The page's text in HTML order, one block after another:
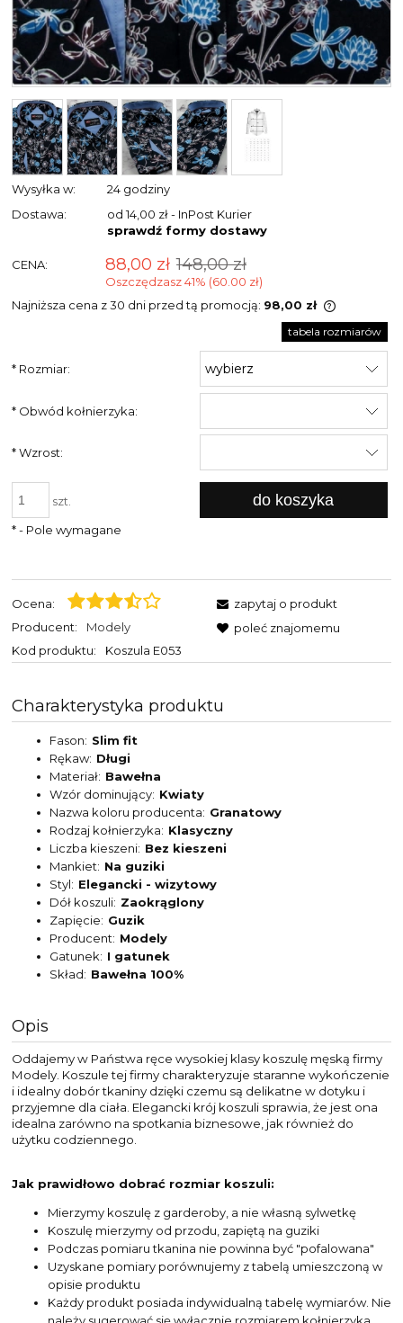
Wysyłka w:
24 godziny
Dostawa:
od 14,00 zł - InPost Kurier
sprawdź formy dostawy
CENA: 88,00 zł 148,00 zł
Oszczędzasz 41% (60.00 zł)
Najniższa cena z 30 dni przed tą promocją: 98,00 zł
Jeżeli
niż 30
pojawił
tabela rozmiarów
* Rozmiar:
* Obwód kołnierzyka:
*Wzrost:
szt. do koszyka
*- Pole wymagane
Ocena:
Producent:
Modely
Kod produktu:
Koszula E053
zapytaj o produkt
poleć znajomemu
Charakterystyka produktu
Fason
Slim fit
Rękaw Długi
Materiał Bawełna
Wzór dominujący Kwiaty
Nazwa koloru producenta
Granatowy
Rodzaj kołnierzyka
Klasyczny
Liczba kieszeni Bez kieszeni
Mankiet
Na guziki
Styl
Elegancki - wizytowy
Dół koszuli Zaokrąglony
Zapięcie
Guzik
Producent
Modely
Gatunek
I gatunek
Skład
Bawełna 100%
Opis
Oddajemy w Państwa ręce wysokiej klasy koszulę męską firmy
Modely. Koszule tej firmy charakteryzuje staranne wykończenie
i idealny dobór tkaniny dzięki czemu są delikatne w dotyku i
przyjemne dla ciała. Elegancki krój koszuli sprawia, że jest ona
idealna zarówno na spotkania biznesowe, jak również do
użytku codziennego.
Jak prawidłowo dobrać rozmiar koszuli:
Mierzymy koszulę z garderoby, a nie własną sylwetkę
Koszulę mierzymy od przodu, zapiętą na guziki
Podczas pomiaru tkanina nie powinna być "pofalowana"
Uzyskane pomiary porównujemy z tabelą umieszczoną w
opisie produktu
Każdy produkt posiada indywidualną tabelę wymiarów. Nie
należy sugerować się wyłącznie rozmiarem kołnierzyka,